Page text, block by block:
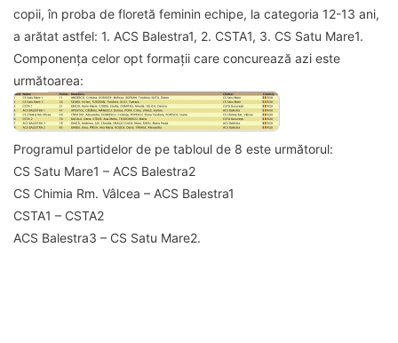
copii, în proba de floretă feminin echipe, la categoria 12-13 ani,
a arătat astfel: 1. ACS Balestra1, 2. CSTA1, 3. CS Satu Mare1.
Componența celor opt formații care concurează azi este
următoarea:
Programul partidelor de pe tabloul de 8 este următorul:
CS Satu Mare1 – ACS Balestra2
CS Chimia Rm. Vâlcea – ACS Balestra1
CSTA1 – CSTA2
ACS Balestra3 – CS Satu Mare2.